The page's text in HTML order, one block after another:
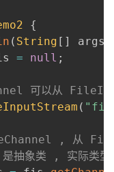
{
( String [ ] args
= null ;
可以从
(
, 从
抽象类 , 实际类